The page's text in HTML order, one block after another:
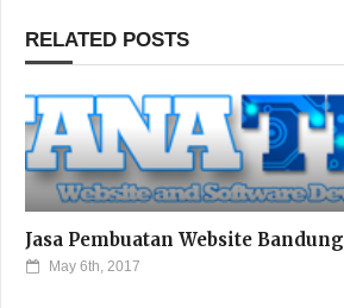
RELATED POSTS
Jasa Pembuatan Website Bandung
May 6th, 2017